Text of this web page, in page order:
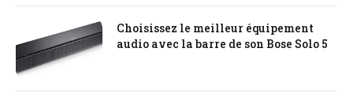
Choisissez le meilleur équipement
audio avec la barre de son Bose Solo 5